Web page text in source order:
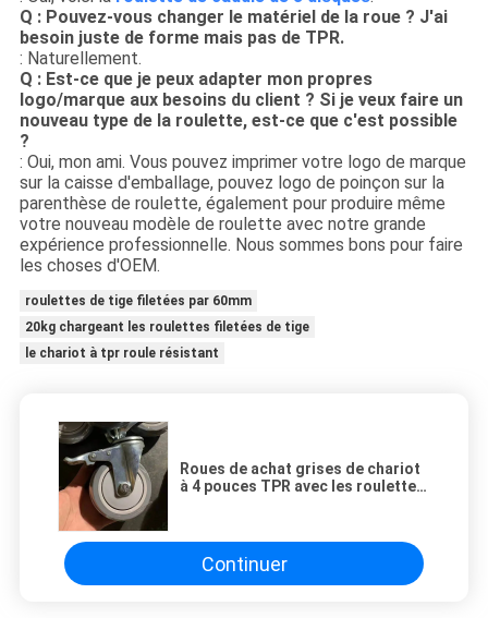
Q : Pouvez-vous changer le matériel de la roue ? J'ai
besoin juste de forme mais pas de TPR.
: Naturellement.
Q : Est-ce que je peux adapter mon propres
logo/marque aux besoins du client ? Si je veux faire un
nouveau type de la roulette, est-ce que c'est possible
?
: Oui, mon ami. Vous pouvez imprimer votre logo de marque
sur la caisse d'emballage, pouvez logo de poinçon sur la
parenthèse de roulette, également pour produire même
votre nouveau modèle de roulette avec notre grande
expérience professionnelle. Nous sommes bons pour faire
les choses d'OEM.
roulettes de tige filetées par 60mm
20kg chargeant les roulettes filetées de tige
le chariot à tpr roule résistant
Roues de achat grises de chariot
à 4 pouces TPR avec les roulettes
Continuer